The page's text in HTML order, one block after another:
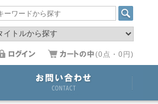
(0点・0円)